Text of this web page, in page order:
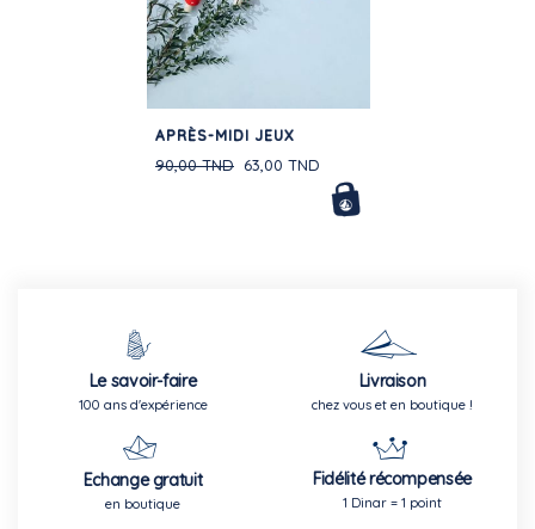
APRÈS-MIDI JEUX
63,00 TND
90,00 TND
Le savoir-faire
100 ans d'expérience
Livraison
chez vous et en boutique !
Echange gratuit
en boutique
Fidélité récompensée
1 Dinar = 1 point